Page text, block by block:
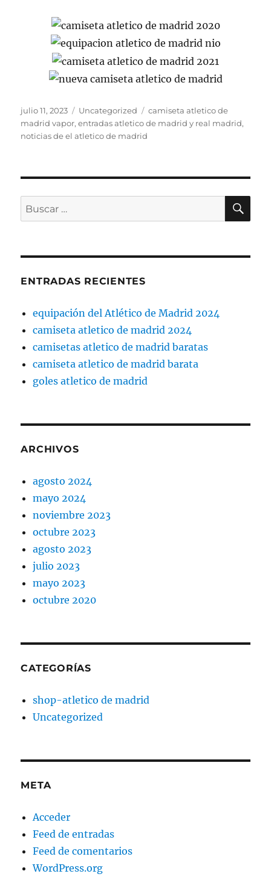
Publicado
el
julio 11, 2023 Categorías
Uncategorized Etiquetas
camiseta atletico de
madrid vapor,entradas atletico de madrid y real madrid,
noticias de el atletico de madrid
Buscar
por:
ENTRADAS RECIENTES
equipación del Atlético de Madrid 2024
camiseta atletico de madrid 2024
camisetas atletico de madrid baratas
camiseta atletico de madrid barata
goles atletico de madrid
ARCHIVOS
agosto 2024
mayo 2024
noviembre 2023
octubre 2023
agosto 2023
julio 2023
mayo 2023
octubre 2020
CATEGORÍAS
shop-atletico de madrid
Uncategorized
META
Acceder
Feed de entradas
Feed de comentarios
WordPress.org